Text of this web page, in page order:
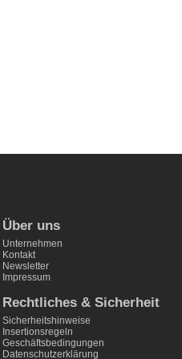
Über uns
Unternehmen
Kontakt
Newsletter
Impressum
Rechtliches & Sicherheit
Sicherheitshinweise
Insertionsregeln
Geschäftsbedingungen
Datenschutzerklärung